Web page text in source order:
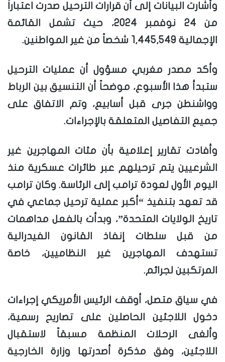
وأشارت البيانات إلى أن قرارات الترحيل صدرت اعتباراً
من 24 نوفمبر 2024، حيث تشمل القائمة
الإجمالية 1,445,549 شخصاً من غير المواطنين.
وأكد مصدر مغربي مسؤول أن عمليات الترحيل
ستبدأ هذا الأسبوع، موضحاً أن التنسيق بين الرباط
وواشنطن جرى قبل أسابيع، وتم الاتفاق على
جميع التفاصيل المتعلقة بالإجراءات.
وأفادت تقارير إعلامية بأن مئات المهاجرين غير
الشرعيين يتم ترحيلهم عبر طائرات عسكرية منذ
اليوم الأول لعودة ترامب إلى الرئاسة. وكان ترامب
قد تعهد بتنفيذ “أكبر عملية ترحيل جماعي في
تاريخ الولايات المتحدة”، وبدأت بالفعل مداهمات
من قبل سلطات إنفاذ القانون الفيدرالية
تستهدف المهاجرين غير النظاميين، خاصة
المرتكبين لجرائم.
في سياق متصل، أوقف الرئيس الأمريكي إجراءات
دخول اللاجئين الحاصلين على تصاريح رسمية،
وألغى الرحلات المنظمة مسبقاً لاستقبال
اللاجئين، وفق مذكرة أصدرتها وزارة الخارجية